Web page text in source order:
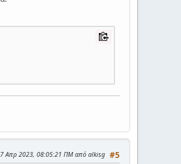
#5
Απρ 2023, 08:05:21 ΠΜ από alkisg